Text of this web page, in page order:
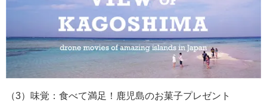
（3）味覚：食べて満足！鹿児島のお菓子プレゼント